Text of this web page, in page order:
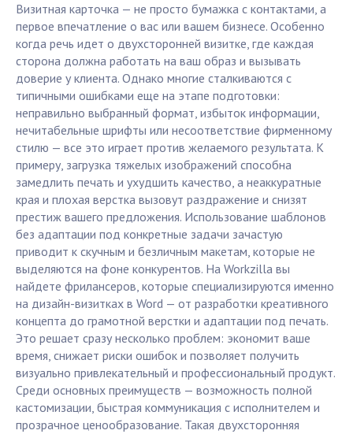
Визитная карточка — не просто бумажка с контактами, а
первое впечатление о вас или вашем бизнесе. Особенно
когда речь идет о двухсторонней визитке, где каждая
сторона должна работать на ваш образ и вызывать
доверие у клиента. Однако многие сталкиваются с
типичными ошибками еще на этапе подготовки:
неправильно выбранный формат, избыток информации,
нечитабельные шрифты или несоответствие фирменному
стилю — все это играет против желаемого результата. К
примеру, загрузка тяжелых изображений способна
замедлить печать и ухудшить качество, а неаккуратные
края и плохая верстка вызовут раздражение и снизят
престиж вашего предложения. Использование шаблонов
без адаптации под конкретные задачи зачастую
приводит к скучным и безличным макетам, которые не
выделяются на фоне конкурентов. На Workzilla вы
найдете фрилансеров, которые специализируются именно
на дизайн-визитках в Word — от разработки креативного
концепта до грамотной верстки и адаптации под печать.
Это решает сразу несколько проблем: экономит ваше
время, снижает риски ошибок и позволяет получить
визуально привлекательный и профессиональный продукт.
Среди основных преимуществ — возможность полной
кастомизации, быстрая коммуникация с исполнителем и
прозрачное ценообразование. Такая двухсторонняя